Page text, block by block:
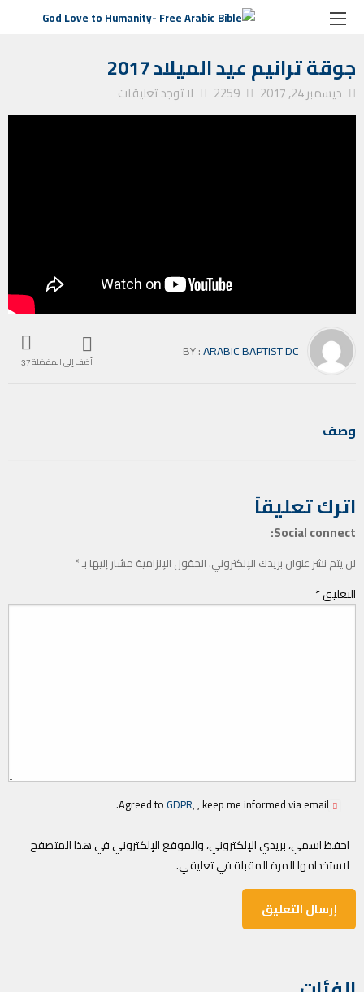
الصفحة الرئيسية جوقات ترانيم جوقة ترانيم عيد الميلاد 2017
جوقة ترانيم عيد الميلاد 2017
ديسمبر 24, 2017 2259 لا توجد تعليقات
أضف إلى المفضلة37
BY :ARABIC BAPTIST DC
وصف
اترك تعليقاً
Social connect:
لن يتم نشر عنوان بريدك الإلكتروني. الحقول الإلزامية مشار إليها بـ*
التعليق*
Agreed toGDPR, , keep me informed via email.
احفظ اسمي، بريدي الإلكتروني، والموقع الإلكتروني في هذا المتصفح
لاستخدامها المرة المقبلة في تعليقي.